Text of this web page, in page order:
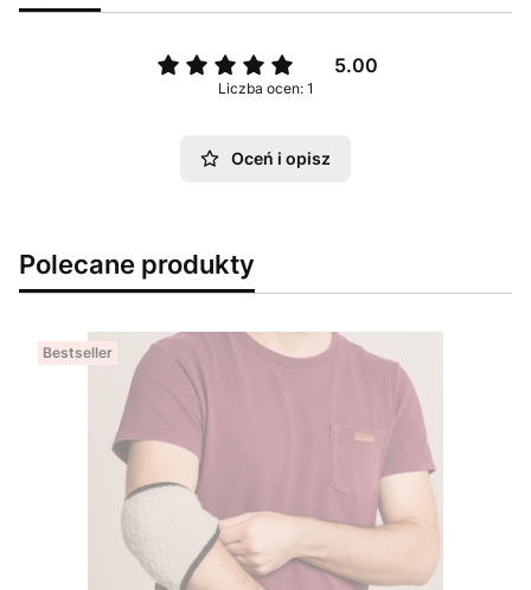
5.00
Liczba ocen: 1
Oceń i opisz
Polecane produkty
Bestseller